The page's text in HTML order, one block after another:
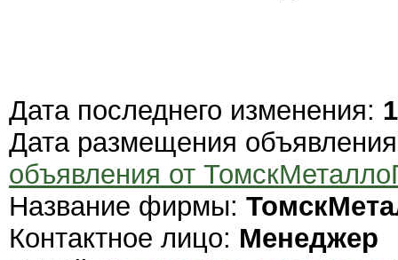
Дата последнего изменения:
Дата размещения
объявления от
Название фирмы:
Контактное лицо: Менеджер